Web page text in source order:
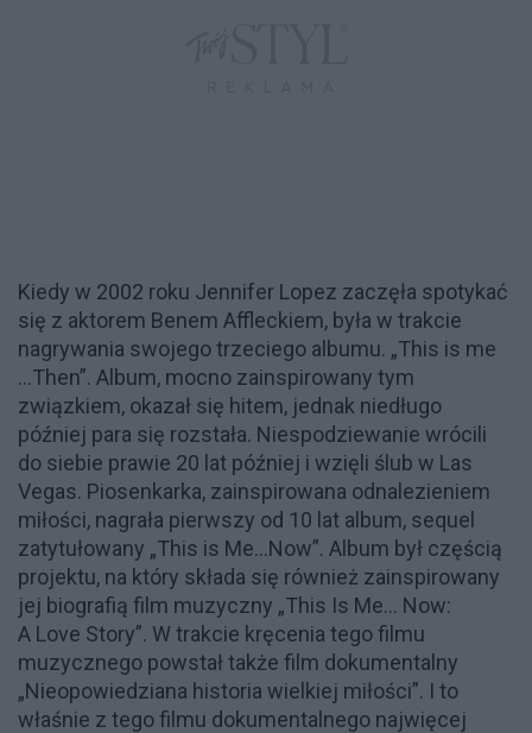
Kiedy w 2002 roku Jennifer Lopez zaczęła spotykać
się z aktorem Benem Affleckiem, była w trakcie
nagrywania swojego trzeciego albumu. „This is me
…Then”. Album, mocno zainspirowany tym
związkiem, okazał się hitem, jednak niedługo
później para się rozstała. Niespodziewanie wrócili
do siebie prawie 20 lat później i wzięli ślub w Las
Vegas. Piosenkarka, zainspirowana odnalezieniem
miłości, nagrała pierwszy od 10 lat album, sequel
zatytułowany „This is Me…Now”. Album był częścią
projektu, na który składa się również zainspirowany
jej biografią film muzyczny „This Is Me... Now:
A Love Story”. W trakcie kręcenia tego filmu
muzycznego powstał także film dokumentalny
„Nieopowiedziana historia wielkiej miłości”. I to
właśnie z tego filmu dokumentalnego najwięcej